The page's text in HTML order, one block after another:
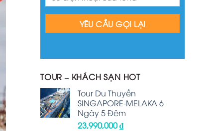
TOUR – KHÁCH SẠN HOT
Tour Du Thuyền
SINGAPORE-MELAKA 6
Ngày 5 Đêm
23,990,000₫